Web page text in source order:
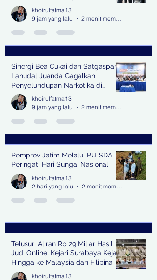
Tanjung Perak
khoirulfatma13
9 jam yang lalu
2 menit membaca
Sinergi Bea Cukai dan Satgaspam
Lanudal Juanda Gagalkan
Penyelundupan Narkotika di
Bandara Juanda
khoirulfatma13
9 jam yang lalu
2 menit membaca
Pemprov Jatim Melalui PU SDA
Peringati Hari Sungai Nasional
khoirulfatma13
2 hari yang lalu
2 menit membaca
Telusuri Aliran Rp 29 Miliar Hasil
Judi Online, Kejari Surabaya Kejar
Hingga ke Malaysia dan Filipina
khoirulfatma13